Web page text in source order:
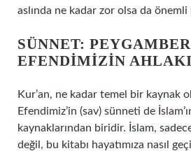
aslında ne kadar zor olsa da önemli
SÜNNET: PEYGAMBER
EFENDIMIZIN
Kur’an, ne kadar temel bir kaynak
Efendimiz’in (sav) sünneti de
kaynaklarından biridir. İslam,
değil, bu kitabı hayatımıza nasıl